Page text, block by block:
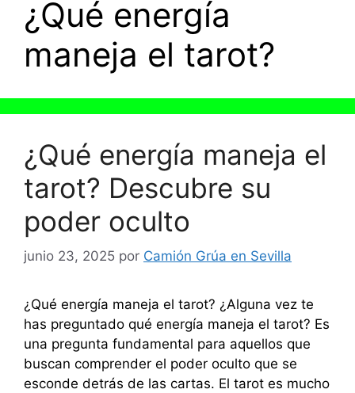
¿Qué energía
maneja el tarot?
¿Qué energía maneja el
tarot? Descubre su
poder oculto
junio 23, 2025 por Camión Grúa en Sevilla
¿Qué energía maneja el tarot? ¿Alguna vez te
has preguntado qué energía maneja el tarot? Es
una pregunta fundamental para aquellos que
buscan comprender el poder oculto que se
esconde detrás de las cartas. El tarot es mucho